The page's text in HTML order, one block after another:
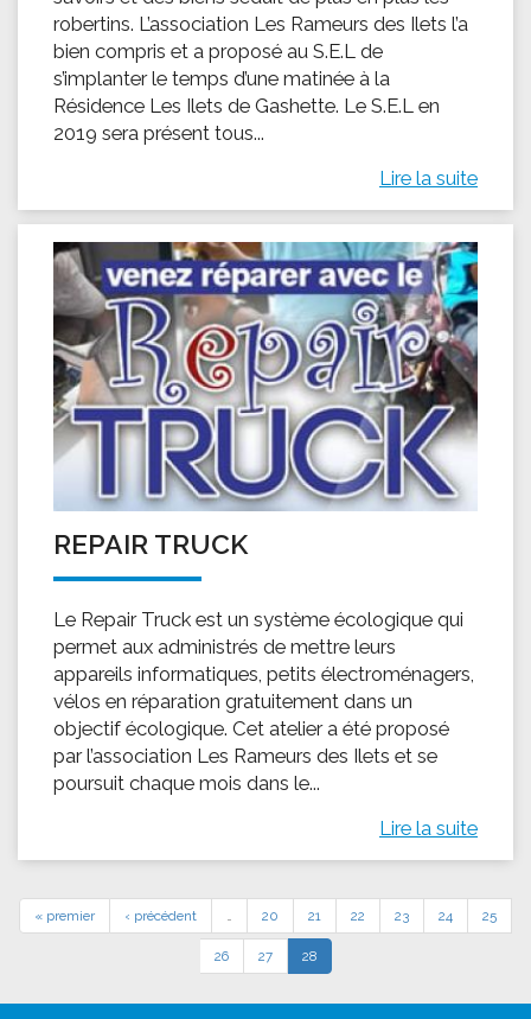
robertins. L’association Les Rameurs des Ilets l’a
bien compris et a proposé au S.E.L de
s’implanter le temps d’une matinée à la
Résidence Les Ilets de Gashette. Le S.E.L en
2019 sera présent tous...
Lire la suite
REPAIR TRUCK
Le Repair Truck est un système écologique qui
permet aux administrés de mettre leurs
appareils informatiques, petits électroménagers,
vélos en réparation gratuitement dans un
objectif écologique. Cet atelier a été proposé
par l’association Les Rameurs des Ilets et se
poursuit chaque mois dans le...
Lire la suite
« premier ‹ précédent … 20 21 22 23 24 25
26 27 28